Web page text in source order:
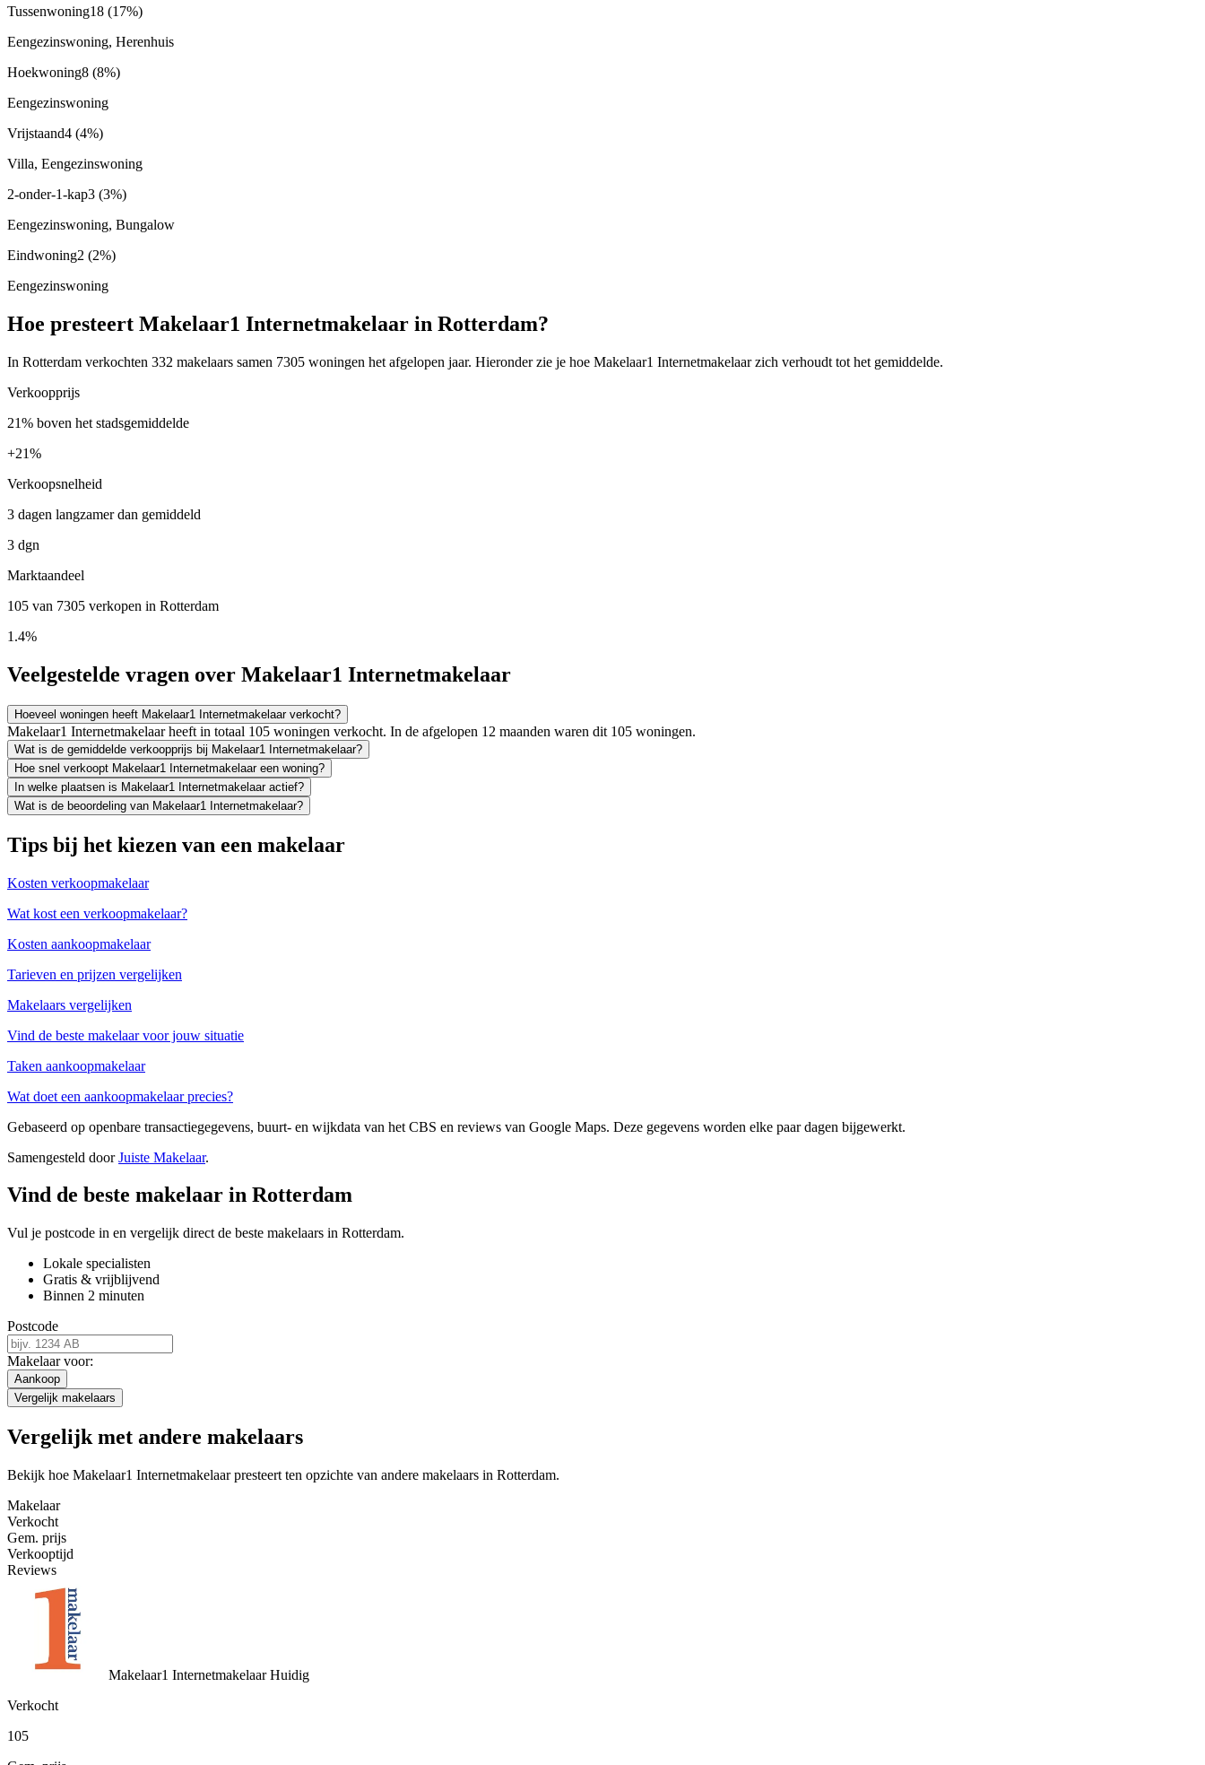
Tussenwoning18 (17%)
Eengezinswoning, Herenhuis
Hoekwoning8 (8%)
Eengezinswoning
Vrijstaand4 (4%)
Villa, Eengezinswoning
2-onder-1-kap3 (3%)
Eengezinswoning, Bungalow
Eindwoning2 (2%)
Eengezinswoning
Hoe presteert Makelaar1 Internetmakelaar in Rotterdam?
In Rotterdam verkochten 332 makelaars samen 7305 woningen het afgelopen jaar. Hieronder zie je hoe Makelaar1 Internetmakelaar zich verhoudt tot het gemiddelde.
Verkoopprijs
21% boven het stadsgemiddelde
+21%
Verkoopsnelheid
3 dagen langzamer dan gemiddeld
3 dgn
Marktaandeel
105 van 7305 verkopen in Rotterdam
1.4%
Veelgestelde vragen over Makelaar1 Internetmakelaar
Hoeveel woningen heeft Makelaar1 Internetmakelaar verkocht?
Makelaar1 Internetmakelaar heeft in totaal 105 woningen verkocht. In de afgelopen 12 maanden waren dit 105 woningen.
Wat is de gemiddelde verkoopprijs bij Makelaar1 Internetmakelaar?
Hoe snel verkoopt Makelaar1 Internetmakelaar een woning?
In welke plaatsen is Makelaar1 Internetmakelaar actief?
Wat is de beoordeling van Makelaar1 Internetmakelaar?
Tips bij het kiezen van een makelaar
Kosten verkoopmakelaar
Wat kost een verkoopmakelaar?
Kosten aankoopmakelaar
Tarieven en prijzen vergelijken
Makelaars vergelijken
Vind de beste makelaar voor jouw situatie
Taken aankoopmakelaar
Wat doet een aankoopmakelaar precies?
Gebaseerd op openbare transactiegegevens, buurt- en wijkdata van het CBS en reviews van Google Maps. Deze gegevens worden elke paar dagen bijgewerkt.
Samengesteld doorJuiste Makelaar.
Vind de beste makelaar in Rotterdam
Vul je postcode in en vergelijk direct de beste makelaars in Rotterdam.
Lokale specialisten
Gratis & vrijblijvend
Binnen 2 minuten
Postcode
Makelaar voor:
Aankoop
Vergelijk makelaars
Vergelijk met andere makelaars
Bekijk hoe Makelaar1 Internetmakelaar presteert ten opzichte van andere makelaars in Rotterdam.
Makelaar
Verkocht
Gem. prijs
Verkooptijd
Reviews
Makelaar1 InternetmakelaarHuidig
Verkocht
105